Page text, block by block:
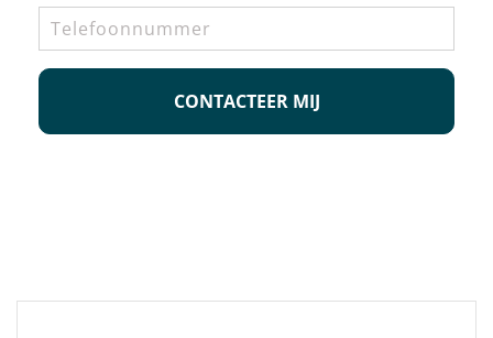
Telefoonnummer
CAPTCHA